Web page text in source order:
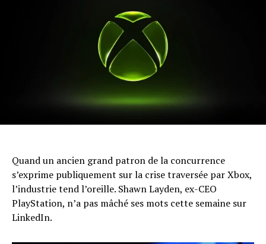
Quand un ancien grand patron de la concurrence
s’exprime publiquement sur la crise traversée par Xbox,
l’industrie tend l’oreille. Shawn Layden, ex-CEO
PlayStation, n’a pas mâché ses mots cette semaine sur
LinkedIn.